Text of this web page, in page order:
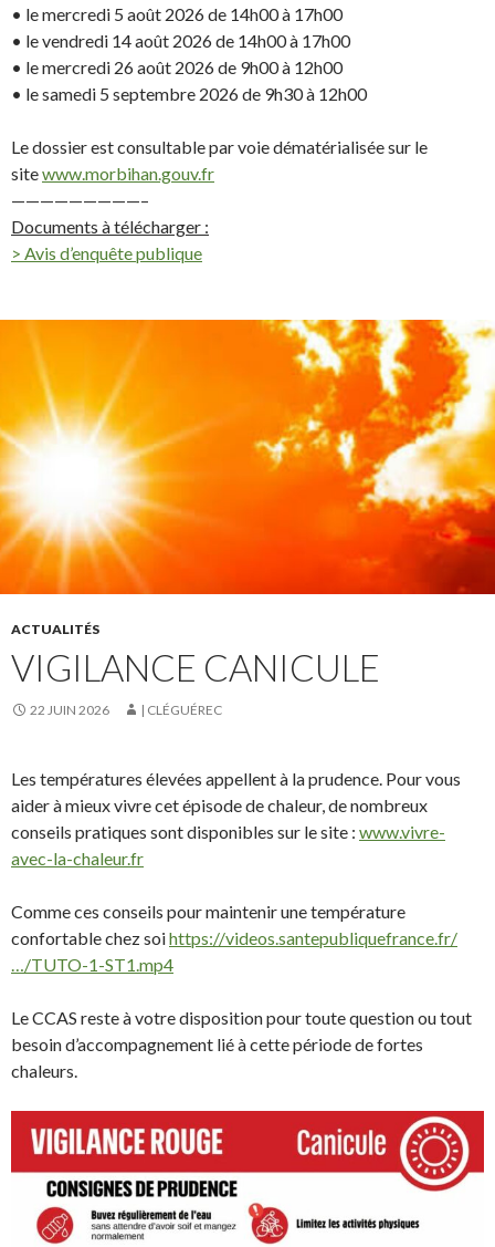
• le mercredi 5 août 2026 de 14h00 à 17h00
• le vendredi 14 août 2026 de 14h00 à 17h00
• le mercredi 26 août 2026 de 9h00 à 12h00
• le samedi 5 septembre 2026 de 9h30 à 12h00
Le dossier est consultable par voie dématérialisée sur le
sitewww.morbihan.gouv.fr
—————————–
Documents à télécharger :
> Avis d’enquête publique
ACTUALITÉS
VIGILANCE CANICULE
22 JUIN 2026 | CLÉGUÉREC
Les températures élevées appellent à la prudence. Pour vous
aider à mieux vivre cet épisode de chaleur, de nombreux
conseils pratiques sont disponibles sur le site : www.vivre-
avec-la-chaleur.fr
Comme ces conseils pour maintenir une température
confortable chez soihttps://videos.santepubliquefrance.fr/
…/TUTO-1-ST1.mp4
Le CCAS reste à votre disposition pour toute question ou tout
besoin d’accompagnement lié à cette période de fortes
chaleurs.